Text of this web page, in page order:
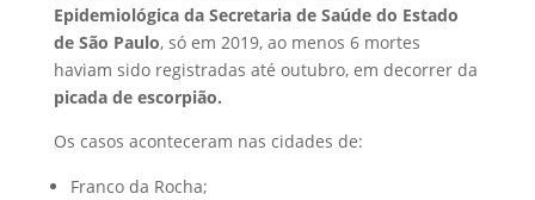
Epidemiológica da Secretaria de Saúde do Estado
de São Paulo, só em 2019, ao menos 6 mortes
haviam sido registradas até outubro, em decorrer da
picada de escorpião.
Os casos aconteceram nas cidades de:
Franco da Rocha;